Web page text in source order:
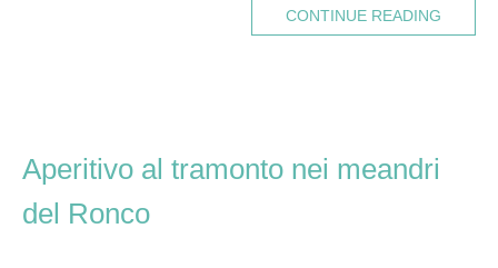
CONTINUE READING
Aperitivo al tramonto nei meandri
del Ronco